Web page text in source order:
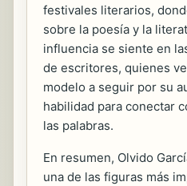
festivales literarios,
sobre la poesía y la
influencia se siente en
de escritores, quienes
modelo a seguir por su
habilidad para conectar
las palabras.
En resumen, Olvido
una de las figuras más